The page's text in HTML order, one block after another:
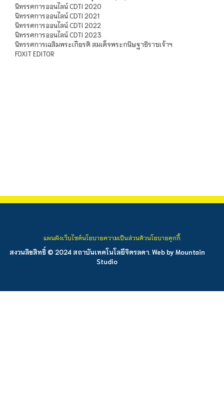
นิทรรศการออนไลน์ CDTI 2020
นิทรรศการออนไลน์ CDTI 2021
นิทรรศการออนไลน์ CDTI 2022
นิทรรศการออนไลน์ CDTI 2023
นิทรรศการเฉลิมพระเกียรติ สมเด็จพระกนิษฐาธิราชเจ้าฯ
FOXIT EDITOR
สงวนลิขสิทธิ์ © 2024 สถาบันเทคโนโลยีจิตรลดา. Web by Mountain
Studio
แผนผังเว็บไซต์นโยบายความเป็นส่วนตัวนโยบายคุกกี้